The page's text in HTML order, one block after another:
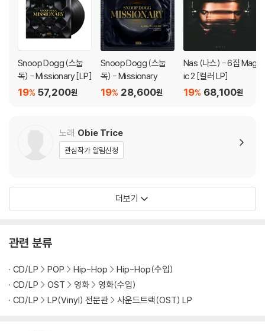
Snoop Dogg (스눕
독) - Missionary [LP]
57,200원
19%
Snoop Dogg (스눕
독) - Missionary
28,600원
19%
Nas (나스) - 6집 Mag
ic 2 [컬러 LP]
68,100원
19%
노래 Obie Trice
관심작가 알림신청
더보기
관련 분류
CD/LP POP Hip-Hop
Hip-Hop(수입)
CD/LP
OST 영화
영화(수입)
CD/LP
LP(Vinyl) 전문관 사운드트랙(OST) LP